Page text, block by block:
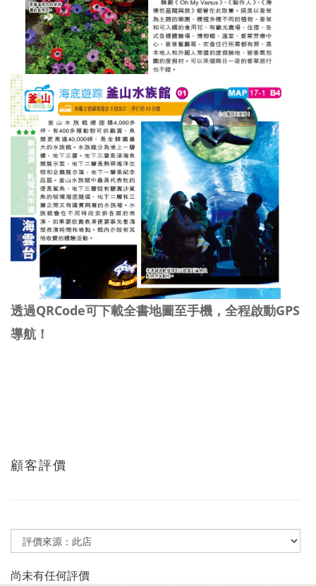
透過QRCode可下載全書地圖至手機，全程啟動GPS
導航！
顧客評價
尚未有任何評價